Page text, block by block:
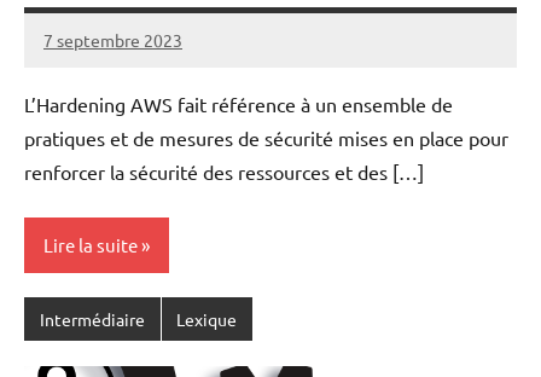
7 septembre 2023
nohackme
Aucun
L’Hardening AWS fait référence à un ensemble de
pratiques et de mesures de sécurité mises en place pour
renforcer la sécurité des ressources et des […]
Lire la suite
Intermédiaire Lexique